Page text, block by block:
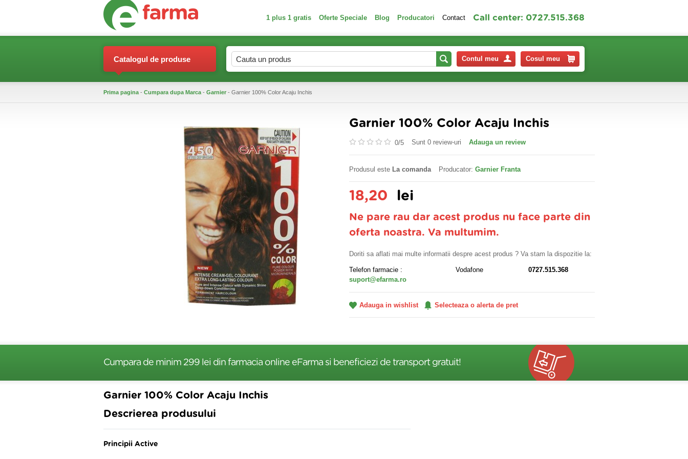
1 plus 1 gratis Oferte Speciale Blog Producatori Contact Call center: 0727.515.368
Catalogul de produse Contul meu Cosul meu
Prima pagina - Cumpara dupa Marca - Garnier - Garnier 100% Color Acaju Inchis
Garnier 100% Color Acaju Inchis
0/5 Sunt 0 review-uri Adauga un review
Produsul este La comanda Producator: Garnier Franta
18,20 lei
Ne pare rau dar acest produs nu face parte din
oferta noastra. Va multumim.
Doriti sa aflati mai multe informatii despre acest produs ? Va stam la dispozitie la:
Telefon farmacie : Vodafone
0727.515.368
suport@efarma.ro
Adauga in wishlist Selecteaza o alerta de pret
Cumpara de minim 299 lei din farmacia online eFarma si beneficiezi de transport gratuit!
Garnier 100% Color Acaju Inchis
Descrierea produsului
Principii Active